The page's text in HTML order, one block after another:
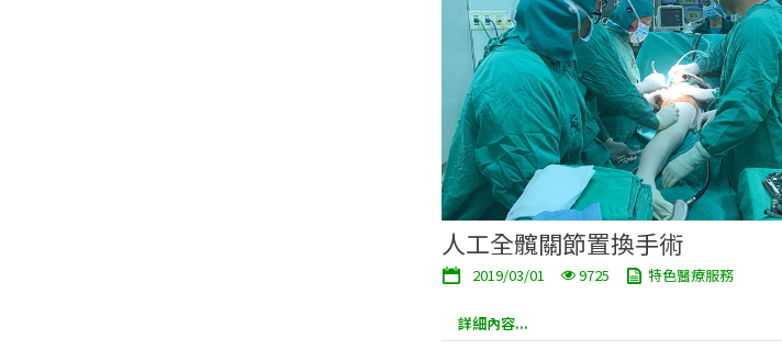
人工全髖關節置換手術
2019/03/01 9725 特色醫療服務
詳細內容...